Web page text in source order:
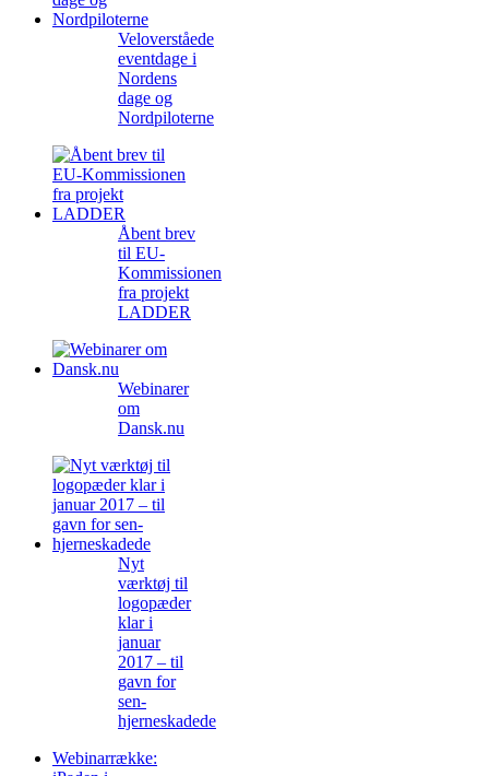
Veloverståede
eventdage i
Nordens
dage og
Nordpiloterne
Åbent brev
til EU-
Kommissionen
fra projekt
LADDER
Webinarer
om
Dansk.nu
Nyt
værktøj til
logopæder
klar i
januar
2017 – til
gavn for
sen-
hjerneskadede
Webinarrække: